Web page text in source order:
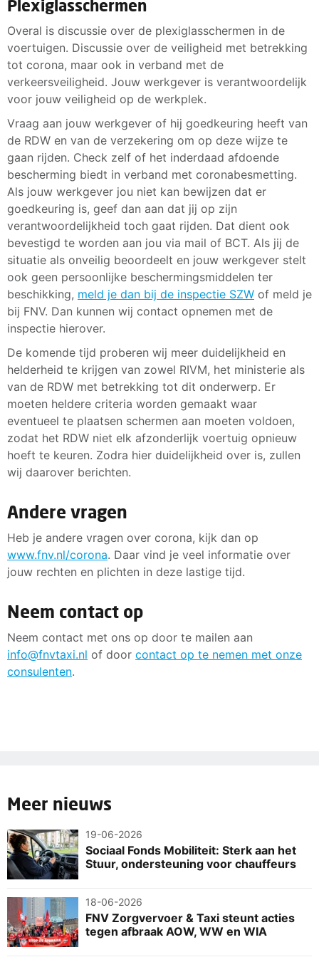
Plexiglasschermen
Overal is discussie over de plexiglasschermen in de
voertuigen. Discussie over de veiligheid met betrekking
tot corona, maar ook in verband met de
verkeersveiligheid. Jouw werkgever is verantwoordelijk
voor jouw veiligheid op de werkplek.
Vraag aan jouw werkgever of hij goedkeuring heeft van
de RDW en van de verzekering om op deze wijze te
gaan rijden. Check zelf of het inderdaad afdoende
bescherming biedt in verband met coronabesmetting.
Als jouw werkgever jou niet kan bewijzen dat er
goedkeuring is, geef dan aan dat jij op zijn
verantwoordelijkheid toch gaat rijden. Dat dient ook
bevestigd te worden aan jou via mail of BCT. Als jij de
situatie als onveilig beoordeelt en jouw werkgever stelt
ook geen persoonlijke beschermingsmiddelen ter
beschikking, meld je dan bij de inspectie SZW of meld je
bij FNV. Dan kunnen wij contact opnemen met de
inspectie hierover.
De komende tijd proberen wij meer duidelijkheid en
helderheid te krijgen van zowel RIVM, het ministerie als
van de RDW met betrekking tot dit onderwerp. Er
moeten heldere criteria worden gemaakt waar
eventueel te plaatsen schermen aan moeten voldoen,
zodat het RDW niet elk afzonderlijk voertuig opnieuw
hoeft te keuren. Zodra hier duidelijkheid over is, zullen
wij daarover berichten.
Andere vragen
Heb je andere vragen over corona, kijk dan op
www.fnv.nl/corona. Daar vind je veel informatie over
jouw rechten en plichten in deze lastige tijd.
Neem contact op
Neem contact met ons op door te mailen aan
info@fnvtaxi.nl of door contact op te nemen met onze
consulenten.
Meer nieuws
19-06-2026
Sociaal Fonds Mobiliteit: Sterk aan het
Stuur, ondersteuning voor chauffeurs
18-06-2026
FNV Zorgvervoer & Taxi steunt acties
tegen afbraak AOW, WW en WIA